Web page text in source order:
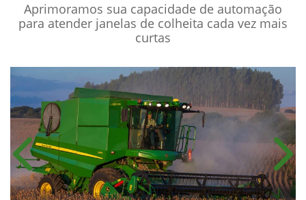
Aprimoramos sua capacidade de automação
para atender janelas de colheita cada vez mais
curtas
Anterior